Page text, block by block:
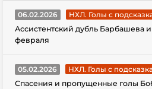
06.02.2026
НХЛ. Голы с
Ассистентский дубль Барбашева
февраля
05.02.2026
НХЛ. Голы с
Спасения и пропущенные голы